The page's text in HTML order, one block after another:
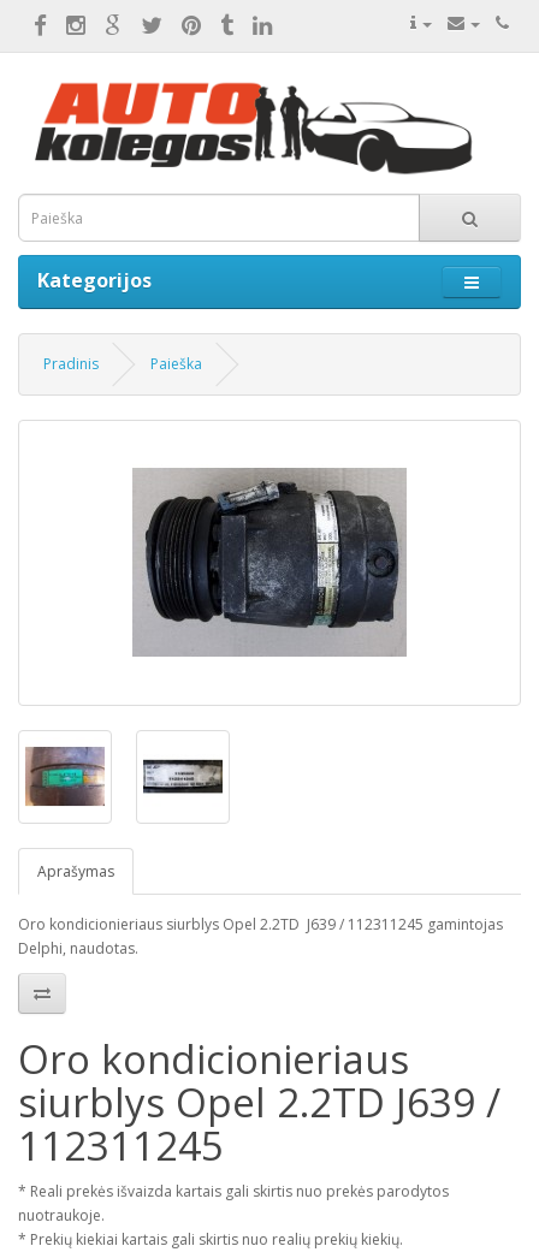
Kategorijos
Pradinis Paieška
Aprašymas
Oro kondicionieriaus siurblys Opel 2.2TD J639 / 112311245 gamintojas
Delphi, naudotas.
Oro kondicionieriaus
siurblys Opel 2.2TD J639 /
112311245
* Reali prekės išvaizda kartais gali skirtis nuo prekės parodytos
nuotraukoje.
* Prekių kiekiai kartais gali skirtis nuo realių prekių kiekių.